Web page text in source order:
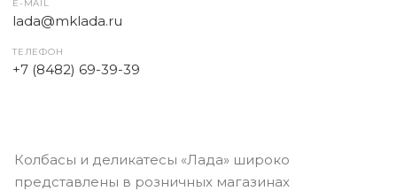
E-MAIL
lada@mklada.ru
ТЕЛЕФОН
+7 (8482) 69-39-39
Колбасы и деликатесы «Лада» широко
представлены в розничных магазинах